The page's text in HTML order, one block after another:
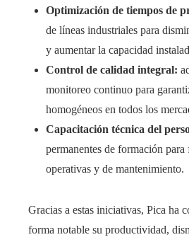
Optimización de tiempos de
de líneas industriales para
y aumentar la capacidad
Control de calidad integral:
monitoreo continuo para
homogéneos en todos los
Capacitación técnica del
permanentes de formación
operativas y de mantenimiento.
Gracias a estas iniciativas, Pica ha
forma notable su productividad,